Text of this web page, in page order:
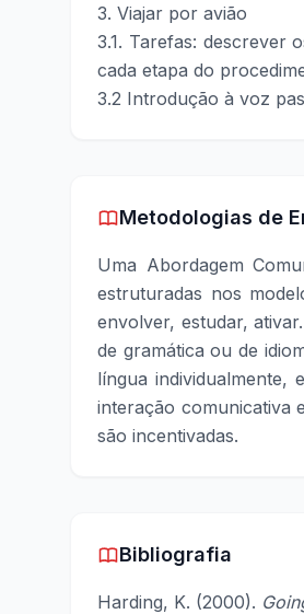
3. Viajar por avião
3.1. Tarefas: descrever
cada etapa do
3.2 Introdução à voz
Metodologias de
Uma Abordagem
estruturadas nos
envolver, estudar,
de gramática ou de
língua individualmente,
interação comunicativa
são incentivadas.
Bibliografia
Harding, K. (2000).